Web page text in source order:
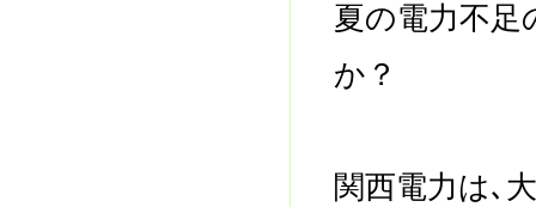
夏の電力不足
か？
関西電力は､